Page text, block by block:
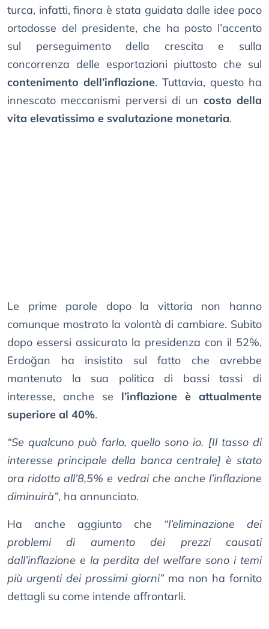
turca, infatti, finora è stata guidata dalle idee poco
ortodosse del presidente, che ha posto l’accento
sul perseguimento della crescita e sulla
concorrenza delle esportazioni piuttosto che sul
contenimento dell’inflazione. Tuttavia, questo ha
innescato meccanismi perversi di un costo della
vita elevatissimo e svalutazione monetaria.
Le prime parole dopo la vittoria non hanno
comunque mostrato la volontà di cambiare. Subito
dopo essersi assicurato la presidenza con il 52%,
Erdoğan ha insistito sul fatto che avrebbe
mantenuto la sua politica di bassi tassi di
interesse, anche se l’inflazione è attualmente
superiore al 40%.
“Se qualcuno può farlo, quello sono io. [Il tasso di
interesse principale della banca centrale] è stato
ora ridotto all’8,5% e vedrai che anche l’inflazione
diminuirà”, ha annunciato.
Ha anche aggiunto che “l’eliminazione dei
problemi di aumento dei prezzi causati
dall’inflazione e la perdita del welfare sono i temi
più urgenti dei prossimi giorni”ma non ha fornito
dettagli su come intende affrontarli.